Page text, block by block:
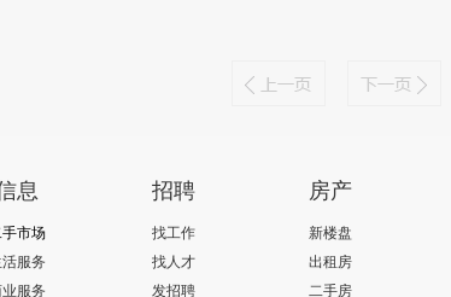
息
手市场
服务
服务
招聘
找工作
找人才
发招聘
房产
新楼盘
出租房
二手房